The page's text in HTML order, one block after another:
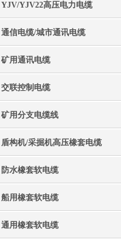
YJV/YJV22高压电力电缆
通信电缆/城市通讯电缆
矿用通讯电缆
交联控制电缆
矿用分支电缆线
盾构机/采掘机高压橡套电缆
防水橡套软电缆
船用橡套软电缆
通用橡套软电缆